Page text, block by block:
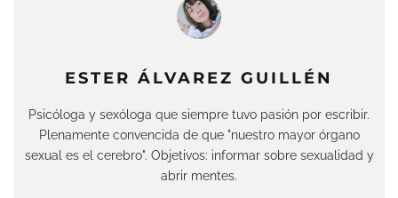
ESTER ÁLVAREZ GUILLÉN
Psicóloga y sexóloga que siempre tuvo pasión por escribir.
Plenamente convencida de que "nuestro mayor órgano
sexual es el cerebro". Objetivos: informar sobre sexualidad y
abrir mentes.